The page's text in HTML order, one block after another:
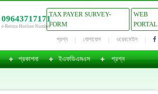
09643717171
e-Return Hotline Number
TAX PAYER SURVEY-
FORM
WEB
PORTAL
প্রশ্ন যোগাযোগ ওয়েবমেইল
প্রকাশনা ইএফডিএমএস প্রশ্ন